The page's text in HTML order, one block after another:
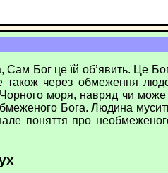
Бог це їй об’явить. Це
через обмеження
моря, навряд чи може
Бога. Людина
поняття про